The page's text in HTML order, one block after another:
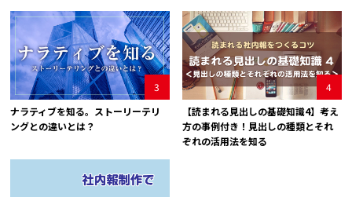
3
ナラティブを知る。ストーリーテリ
ングとの違いとは？
4
【読まれる見出しの基礎知識4】考え
方の事例付き！見出しの種類とそれ
ぞれの活用法を知る